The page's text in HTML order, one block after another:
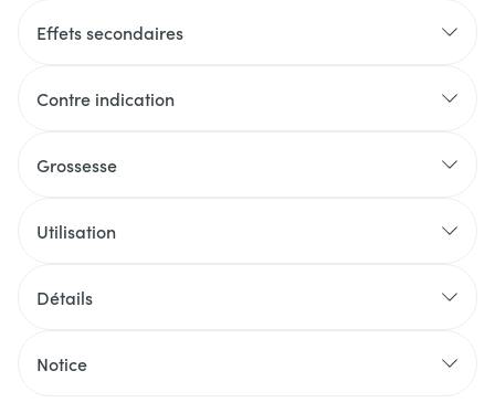
Effets secondaires
Contre indication
Grossesse
Utilisation
Détails
Notice